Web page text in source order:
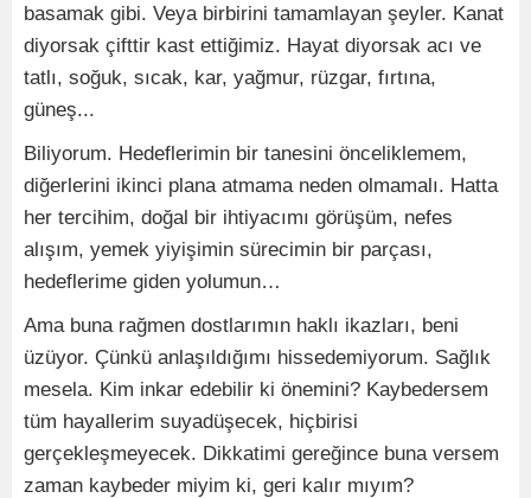
basamak gibi. Veya birbirini tamamlayan şeyler. Kanat
diyorsak çifttir kast ettiğimiz. Hayat diyorsak acı ve
tatlı, soğuk, sıcak, kar, yağmur, rüzgar, fırtına,
güneş...
Biliyorum. Hedeflerimin bir tanesini önceliklemem,
diğerlerini ikinci plana atmama neden olmamalı. Hatta
her tercihim, doğal bir ihtiyacımı görüşüm, nefes
alışım, yemek yiyişimin sürecimin bir parçası,
hedeflerime giden yolumun…
Ama buna rağmen dostlarımın haklı ikazları, beni
üzüyor. Çünkü anlaşıldığımı hissedemiyorum. Sağlık
mesela. Kim inkar edebilir ki önemini? Kaybedersem
tüm hayallerim suyadüşecek, hiçbirisi
gerçekleşmeyecek. Dikkatimi gereğince buna versem
zaman kaybeder miyim ki, geri kalır mıyım?